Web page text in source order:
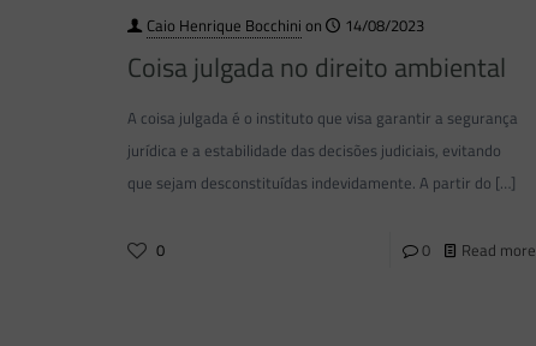
Caio Henrique Bocchini on 14/08/2023
Coisa julgada no direito ambiental
A coisa julgada é o instituto que visa garantir a segurança
jurídica e a estabilidade das decisões judiciais, evitando
que sejam desconstituídas indevidamente. A partir do […]
0 0 Read more